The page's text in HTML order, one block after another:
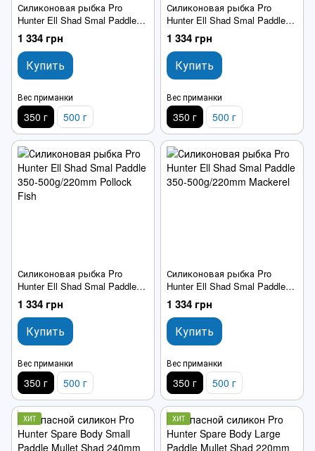
Силиконовая рыбка Pro
Hunter Ell Shad Smal Paddle
350-500g/220mm Glow In The
Dark
1 334 грн
Купить
Вес приманки
350 г 500 г
Силиконовая рыбка Pro
Hunter Ell Shad Smal Paddle
350-500g/220mm Blue Orange
1 334 грн
Купить
Вес приманки
350 г 500 г
Силиконовая рыбка Pro
Hunter Ell Shad Smal Paddle
350-500g/220mm Pollock Fish
1 334 грн
Купить
Вес приманки
350 г 500 г
Силиконовая рыбка Pro
Hunter Ell Shad Smal Paddle
350-500g/220mm Mackerel
1 334 грн
Купить
Вес приманки
350 г 500 г
ХИТ ХИТ